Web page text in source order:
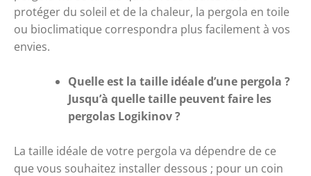
protéger du soleil et de la chaleur, la pergola en toile
ou bioclimatique correspondra plus facilement à vos
envies.
Quelle est la taille idéale d’une pergola ?
Jusqu’à quelle taille peuvent faire les
pergolas Logikinov ?
La taille idéale de votre pergola va dépendre de ce
que vous souhaitez installer dessous ; pour un coin